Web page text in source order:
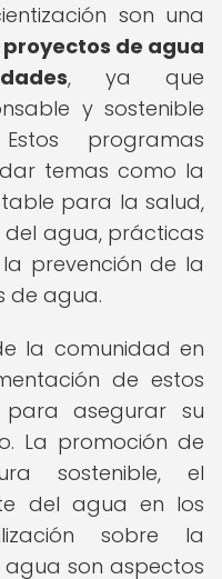
son una
proyectos de agua
, ya que
y sostenible
programas
temas como la
para la salud,
del agua, prácticas
prevención de la
de agua.
la comunidad en
de estos
asegurar su
La promoción de
sostenible, el
del agua en los
sobre la
son aspectos